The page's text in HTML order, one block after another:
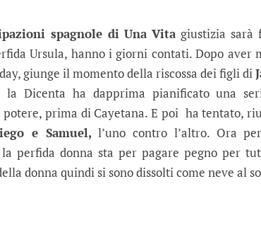
anticipazioni spagnole:
Ursula che cade disperatamente nella
spagnole di Una Vita giustizia sarà
Ursula, hanno i giorni contati. Dopo aver
giunge il momento della riscossa dei figli di
la Dicenta ha dapprima pianificato una
prima di Cayetana. E poi ha tentato,
e Samuel, l’uno contro l’altro. Ora
la perfida donna sta per pagare pegno per
donna quindi si sono dissolti come neve al